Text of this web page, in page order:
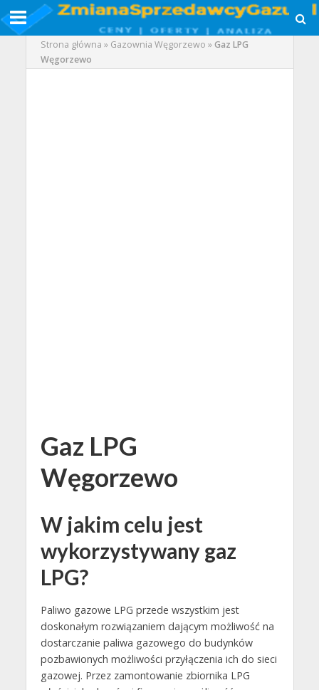
Strona główna » Gazownia Węgorzewo »Gaz LPG
Węgorzewo
Gaz LPG
Węgorzewo
W jakim celu jest
wykorzystywany gaz
LPG?
Paliwo gazowe LPG przede wszystkim jest
doskonałym rozwiązaniem dającym możliwość na
dostarczanie paliwa gazowego do budynków
pozbawionych możliwości przyłączenia ich do sieci
gazowej. Przez zamontowanie zbiornika LPG